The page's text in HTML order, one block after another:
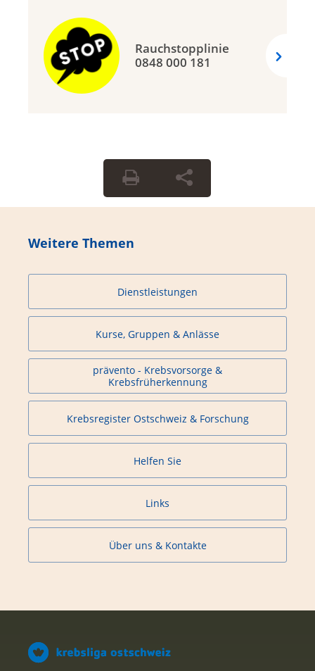
Rauchstopplinie
0848 000 181
Weitere Themen
Dienstleistungen
Kurse, Gruppen & Anlässe
prävento - Krebsvorsorge &
Krebsfrüherkennung
Krebsregister Ostschweiz & Forschung
Helfen Sie
Links
Über uns & Kontakte